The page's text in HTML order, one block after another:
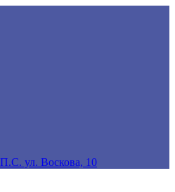
П.С. ул. Воскова, 10